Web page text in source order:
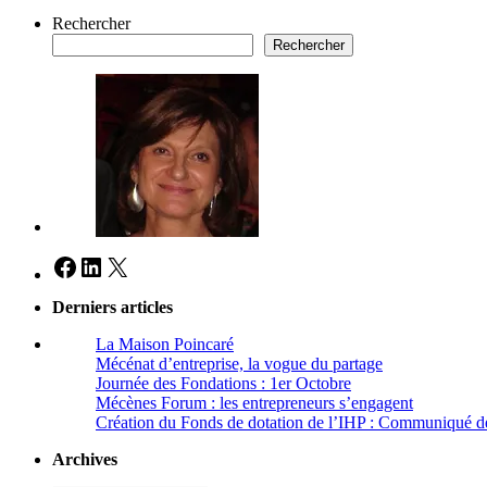
Rechercher
Rechercher
Facebook
LinkedIn
X
Derniers articles
La Maison Poincaré
Mécénat d’entreprise, la vogue du partage
Journée des Fondations : 1er Octobre
Mécènes Forum : les entrepreneurs s’engagent
Création du Fonds de dotation de l’IHP : Communiqué
Archives